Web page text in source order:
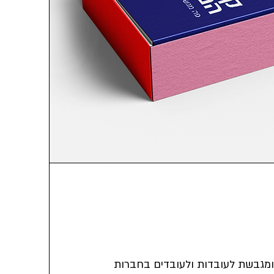
ומגבשת לעובדות ולעובדים בחברות